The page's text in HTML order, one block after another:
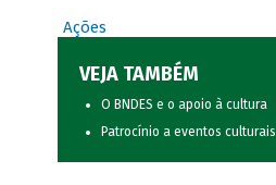
Ações
VEJA TAMBÉM
O BNDES e o apoio à cultura
Patrocínio a eventos culturais